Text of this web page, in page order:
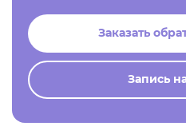
Заказать
Запись